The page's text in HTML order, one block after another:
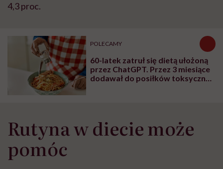
4,3 proc.
POLECAMY
60-latek zatruł się dietą ułożoną
przez ChatGPT. Przez 3 miesiące
dodawał do posiłków toksyczny
Rutyna w diecie może
pomóc